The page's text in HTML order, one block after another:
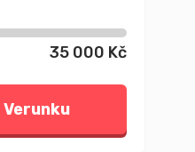
35 000 Kč